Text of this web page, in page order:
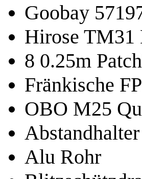
Goobay
Hirose TM31
8 0.25m
Fränkische
OBO M25
Alu Rohr